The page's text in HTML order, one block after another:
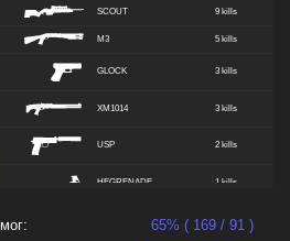
SCOUT 9 kills
M3 5 kills
GLOCK 3 kills
XM1014 3 kills
USP 2 kills
HEGRENADE 1 kills
65% ( 169 / 91 )